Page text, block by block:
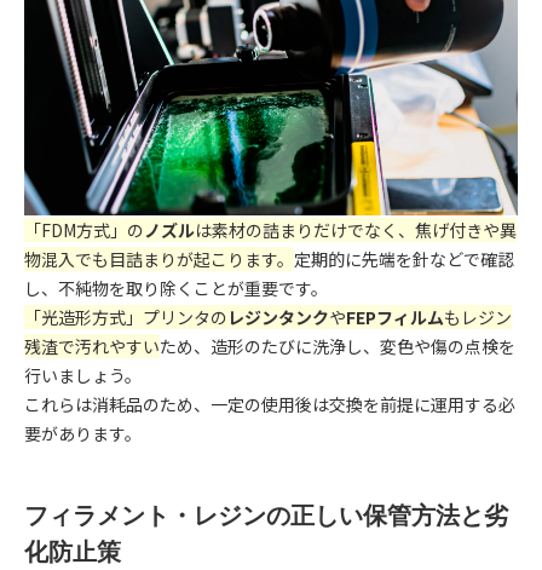
「FDM方式」のノズルは素材の詰まりだけでなく、焦げ付きや異
物混入でも目詰まりが起こります。 定期的に先端を針などで確認
し、不純物を取り除くことが重要です。
「光造形方式」プリンタの レジンタンクやFEPフィルムもレジン
残渣で汚れやすいため、造形のたびに洗浄し、変色や傷の点検を
行いましょう。
これらは消耗品のため、一定の使用後は交換を前提に運用する必
要があります。
フィラメント・レジンの正しい保管方法と劣
化防止策